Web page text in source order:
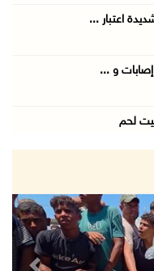
اعتبار ...
إصابات و ...
لحم